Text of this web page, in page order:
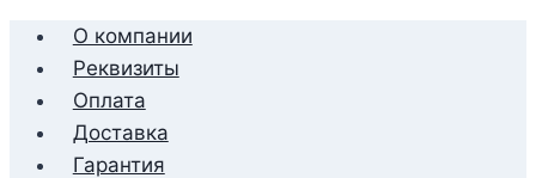
Перейти
содержимому
О компании
Реквизиты
Оплата
Доставка
Гарантия